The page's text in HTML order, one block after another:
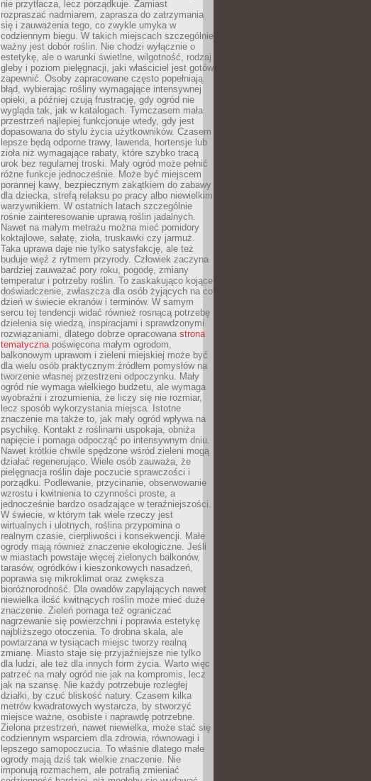
nie przytłacza, lecz porządkuje. Zamiast
rozpraszać nadmiarem, zaprasza do zatrzymania
się i zauważenia tego, co zwykle umyka w
codziennym biegu. W takich miejscach szczególnie
ważny jest dobór roślin. Nie chodzi wyłącznie o
estetykę, ale o warunki świetlne, wilgotność, rodzaj
gleby i poziom pielęgnacji, jaki właściciel jest gotów
zapewnić. Osoby zapracowane często popełniają
błąd, wybierając rośliny wymagające intensywnej
opieki, a później czują frustrację, gdy ogród nie
wygląda tak, jak w katalogach. Tymczasem mała
przestrzeń najlepiej funkcjonuje wtedy, gdy jest
dopasowana do stylu życia użytkowników. Czasem
lepsze będą odporne trawy, lawenda, hortensje lub
zioła niż wymagające rabaty, które szybko tracą
urok bez regularnej troski. Mały ogród może pełnić
różne funkcje jednocześnie. Może być miejscem
porannej kawy, bezpiecznym zakątkiem do zabawy
dla dziecka, strefą relaksu po pracy albo niewielkim
warzywnikiem. W ostatnich latach szczególnie
rośnie zainteresowanie uprawą roślin jadalnych.
Nawet na małym metrażu można mieć pomidory
koktajlowe, sałatę, zioła, truskawki czy jarmuż.
Taka uprawa daje nie tylko satysfakcję, ale też
buduje więź z rytmem przyrody. Człowiek zaczyna
bardziej zauważać pory roku, pogodę, zmiany
temperatur i potrzeby roślin. To zaskakująco kojące
doświadczenie, zwłaszcza dla osób żyjących na co
dzień w świecie ekranów i terminów. W samym
sercu tej tendencji widać również rosnącą potrzebę
dzielenia się wiedzą, inspiracjami i sprawdzonymi
rozwiązaniami, dlatego dobrze opracowana strona
tematycznapoświęcona małym ogrodom,
balkonowym uprawom i zieleni miejskiej może być
dla wielu osób praktycznym źródłem pomysłów na
tworzenie własnej przestrzeni odpoczynku. Mały
ogród nie wymaga wielkiego budżetu, ale wymaga
wyobraźni i zrozumienia, że liczy się nie rozmiar,
lecz sposób wykorzystania miejsca. Istotne
znaczenie ma także to, jak mały ogród wpływa na
psychikę. Kontakt z roślinami uspokaja, obniża
napięcie i pomaga odpocząć po intensywnym dniu.
Nawet krótkie chwile spędzone wśród zieleni mogą
działać regenerująco. Wiele osób zauważa, że
pielęgnacja roślin daje poczucie sprawczości i
porządku. Podlewanie, przycinanie, obserwowanie
wzrostu i kwitnienia to czynności proste, a
jednocześnie bardzo osadzające w teraźniejszości.
W świecie, w którym tak wiele rzeczy jest
wirtualnych i ulotnych, roślina przypomina o
realnym czasie, cierpliwości i konsekwencji. Małe
ogrody mają również znaczenie ekologiczne. Jeśli
w miastach powstaje więcej zielonych balkonów,
tarasów, ogródków i kieszonkowych nasadzeń,
poprawia się mikroklimat oraz zwiększa
bioróżnorodność. Dla owadów zapylających nawet
niewielka ilość kwitnących roślin może mieć duże
znaczenie. Zieleń pomaga też ograniczać
nagrzewanie się powierzchni i poprawia estetykę
najbliższego otoczenia. To drobna skala, ale
powtarzana w tysiącach miejsc tworzy realną
zmianę. Miasto staje się przyjaźniejsze nie tylko
dla ludzi, ale też dla innych form życia. Warto więc
patrzeć na mały ogród nie jak na kompromis, lecz
jak na szansę. Nie każdy potrzebuje rozległej
działki, by czuć bliskość natury. Czasem kilka
metrów kwadratowych wystarcza, by stworzyć
miejsce ważne, osobiste i naprawdę potrzebne.
Zielona przestrzeń, nawet niewielka, może stać się
codziennym wsparciem dla zdrowia, równowagi i
lepszego samopoczucia. To właśnie dlatego małe
ogrody mają dziś tak wielkie znaczenie. Nie
imponują rozmachem, ale potrafią zmieniać